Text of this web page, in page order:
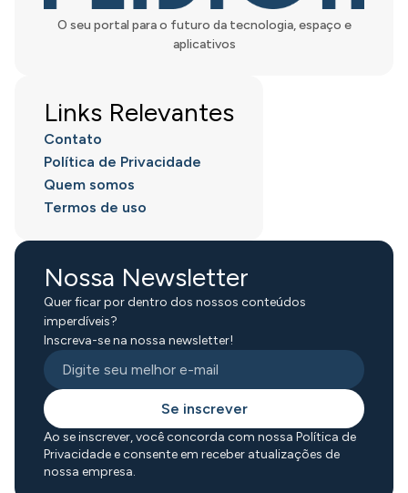
O seu portal para o futuro da tecnologia, espaço e
aplicativos
Links Relevantes
Contato
Política de Privacidade
Quem somos
Termos de uso
Nossa Newsletter
Quer ficar por dentro dos nossos conteúdos
imperdíveis?
Inscreva-se na nossa newsletter!
Se inscrever
Ao se inscrever, você concorda com nossa Política de
Privacidade e consente em receber atualizações de
nossa empresa.